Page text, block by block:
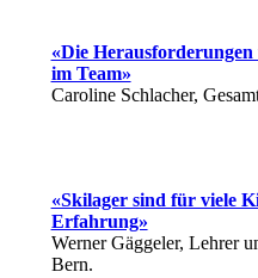
«Die
im Team»
Caroline Schlacher,
«Skilager sind für viele
Erfahrung»
Werner Gäggeler, Lehrer
Bern.